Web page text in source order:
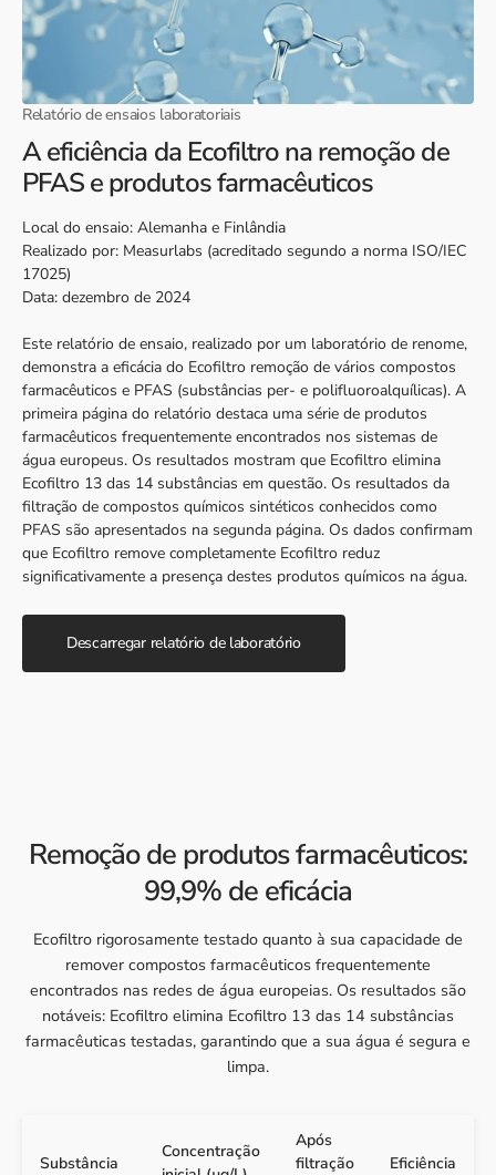
Relatório de ensaios laboratoriais
A eficiência da Ecofiltro na remoção de
PFAS e produtos farmacêuticos
Local do ensaio: Alemanha e Finlândia
Realizado por: Measurlabs (acreditado segundo a norma ISO/IEC
17025)
Data: dezembro de 2024
Este relatório de ensaio, realizado por um laboratório de renome,
demonstra a eficácia do Ecofiltro remoção de vários compostos
farmacêuticos e PFAS (substâncias per- e polifluoroalquílicas). A
primeira página do relatório destaca uma série de produtos
farmacêuticos frequentemente encontrados nos sistemas de
água europeus. Os resultados mostram que Ecofiltro elimina
Ecofiltro 13 das 14 substâncias em questão. Os resultados da
filtração de compostos químicos sintéticos conhecidos como
PFAS são apresentados na segunda página. Os dados confirmam
que Ecofiltro remove completamente Ecofiltro reduz
significativamente a presença destes produtos químicos na água.
Descarregar relatório de laboratório
Remoção de produtos farmacêuticos:
99,9% de eficácia
Ecofiltro rigorosamente testado quanto à sua capacidade de
remover compostos farmacêuticos frequentemente
encontrados nas redes de água europeias. Os resultados são
notáveis: Ecofiltro elimina Ecofiltro 13 das 14 substâncias
farmacêuticas testadas, garantindo que a sua água é segura e
limpa.
Substância
Concentração
Após
filtração
Eficiência